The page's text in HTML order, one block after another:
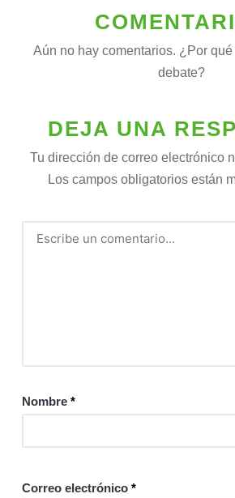
Aún no hay comentarios. ¿Por qué
debate?
DEJA UNA
Tu dirección de correo electrónico
Los campos obligatorios están
Nombre *
Correo electrónico *